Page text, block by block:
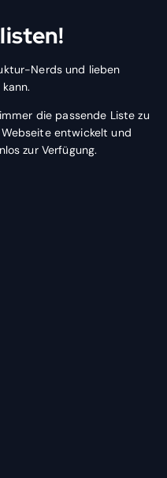
Nerds und lieben
die passende Liste zu
entwickelt und
zur Verfügung.